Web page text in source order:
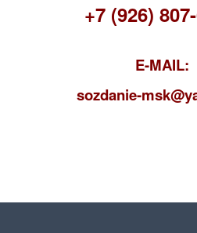
+7 (926)
E-MAIL:
sozdanie-